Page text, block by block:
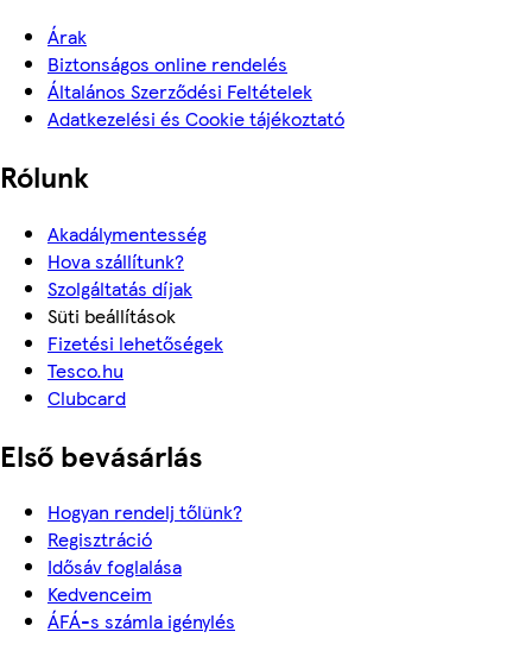
Árak
Biztonságos online rendelés
Általános Szerződési Feltételek
Adatkezelési és Cookie tájékoztató
Rólunk
Akadálymentesség
Hova szállítunk?
Szolgáltatás díjak
Süti beállítások
Fizetési lehetőségek
Tesco.hu
Clubcard
Első bevásárlás
Hogyan rendelj tőlünk?
Regisztráció
Idősáv foglalása
Kedvenceim
ÁFÁ-s számla igénylés